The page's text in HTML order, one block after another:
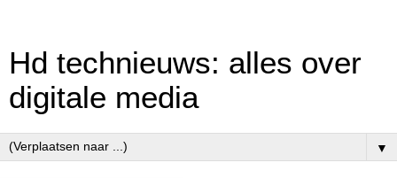
Hd technieuws: alles over
digitale media
▼